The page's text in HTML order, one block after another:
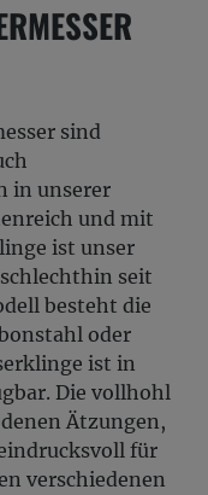
sind
in unserer
und mit
ist unser
seit
besteht die
oder
ist in
Die vollhohl
Ätzungen,
für
verschiedenen